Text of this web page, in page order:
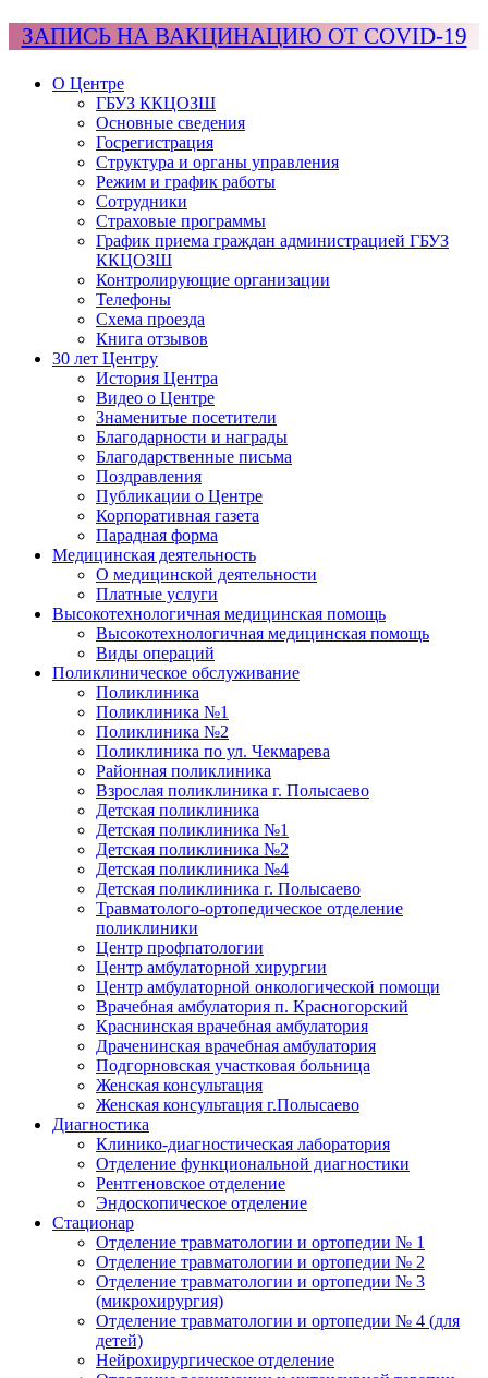
ЗАПИСЬ НА ВАКЦИНАЦИЮ ОТ COVID-19
О Центре
ГБУЗ ККЦОЗШ
Основные сведения
Госрегистрация
Структура и органы управления
Режим и график работы
Сотрудники
Страховые программы
График приема граждан администрацией ГБУЗ
ККЦОЗШ
Контролирующие организации
Телефоны
Схема проезда
Книга отзывов
30 лет Центру
История Центра
Видео о Центре
Знаменитые посетители
Благодарности и награды
Благодарственные письма
Поздравления
Публикации о Центре
Корпоративная газета
Парадная форма
Медицинская деятельность
О медицинской деятельности
Платные услуги
Высокотехнологичная медицинская помощь
Высокотехнологичная медицинская помощь
Виды операций
Поликлиническое обслуживание
Поликлиника
Поликлиника №1
Поликлиника №2
Поликлиника по ул. Чекмарева
Районная поликлиника
Взрослая поликлиника г. Полысаево
Детская поликлиника
Детская поликлиника №1
Детская поликлиника №2
Детская поликлиника №4
Детская поликлиника г. Полысаево
Травматолого-ортопедическое отделение
поликлиники
Центр профпатологии
Центр амбулаторной хирургии
Центр амбулаторной онкологической помощи
Врачебная амбулатория п. Красногорский
Краснинская врачебная амбулатория
Драченинская врачебная амбулатория
Подгорновская участковая больница
Женская консультация
Женская консультация г.Полысаево
Диагностика
Клинико-диагностическая лаборатория
Отделение функциональной диагностики
Рентгеновское отделение
Эндоскопическое отделение
Стационар
Отделение травматологии и ортопедии № 1
Отделение травматологии и ортопедии № 2
Отделение травматологии и ортопедии № 3
(микрохирургия)
Отделение травматологии и ортопедии № 4 (для
детей)
Нейрохирургическое отделение